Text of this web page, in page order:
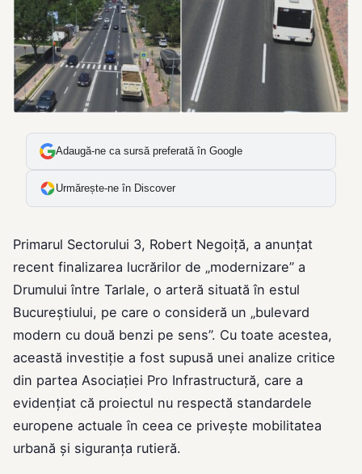
Adaugă-ne ca sursă preferată în Google
Urmărește-ne în Discover
Primarul Sectorului 3, Robert Negoiță, a anunțat
recent finalizarea lucrărilor de „modernizare” a
Drumului între Tarlale, o arteră situată în estul
Bucureștiului, pe care o consideră un „bulevard
modern cu două benzi pe sens”. Cu toate acestea,
această investiție a fost supusă unei analize critice
din partea Asociației Pro Infrastructură, care a
evidențiat că proiectul nu respectă standardele
europene actuale în ceea ce privește mobilitatea
urbană și siguranța rutieră.